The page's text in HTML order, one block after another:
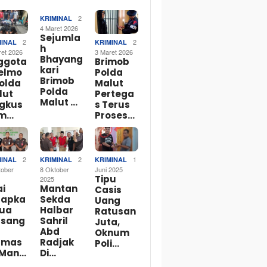
2
2026
KRIMINAL
2
4 Maret 2026
Sejumla
h
Bhayang
kari
Brimob
Polda
Malut …
KRIMINAL
2
3 Maret 2026
Brimob
Polda
Malut
Pertega
s Terus
Proses…
2
KRIMINAL
2
8 Oktober
2025
Mantan
Sekda
Halbar
Sahril
Abd
Radjak
Di…
KRIMINAL
1
Juni 2025
Tipu
Casis
Uang
Ratusan
Juta,
Oknum
Poli…